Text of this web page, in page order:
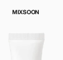
MIXSOON